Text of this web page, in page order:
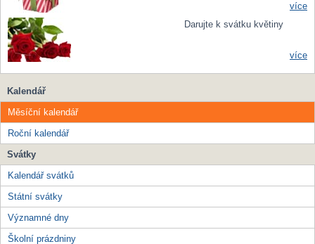
více
Darujte k svátku květiny
více
Kalendář
Měsíční kalendář
Roční kalendář
Svátky
Kalendář svátků
Státní svátky
Významné dny
Školní prázdniny